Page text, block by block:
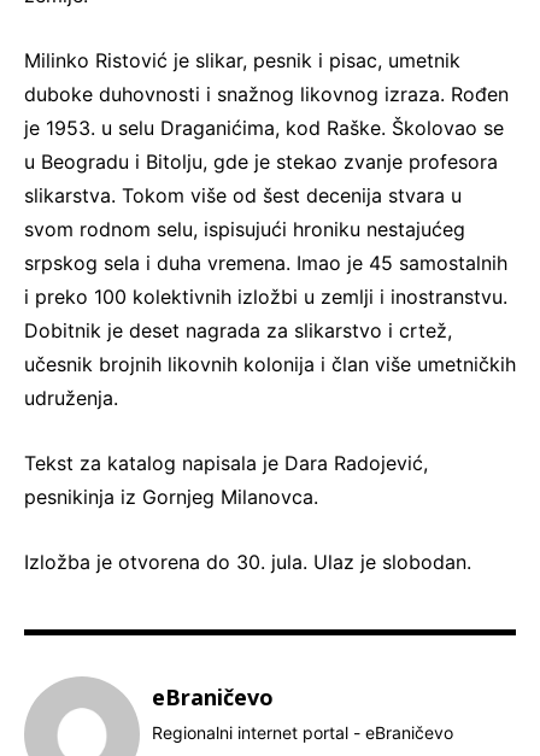
Milinko Ristović je slikar, pesnik i pisac, umetnik
duboke duhovnosti i snažnog likovnog izraza. Rođen
je 1953. u selu Draganićima, kod Raške. Školovao se
u Beogradu i Bitolju, gde je stekao zvanje profesora
slikarstva. Tokom više od šest decenija stvara u
svom rodnom selu, ispisujući hroniku nestajućeg
srpskog sela i duha vremena. Imao je 45 samostalnih
i preko 100 kolektivnih izložbi u zemlji i inostranstvu.
Dobitnik je deset nagrada za slikarstvo i crtež,
učesnik brojnih likovnih kolonija i član više umetničkih
udruženja.
Tekst za katalog napisala je Dara Radojević,
pesnikinja iz Gornjeg Milanovca.
Izložba je otvorena do 30. jula. Ulaz je slobodan.
eBraničevo
Regionalni internet portal - eBraničevo